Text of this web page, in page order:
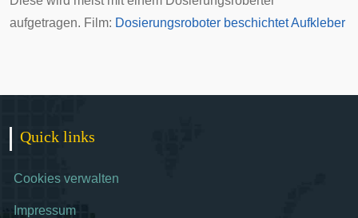
aufgetragen. Film: Dosierungsroboter beschichtet Aufkleber
Quick links
Cookies verwalten
Impressum